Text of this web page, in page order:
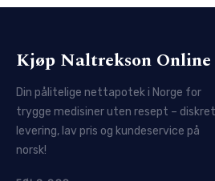
Kjøp Naltrekson
Din pålitelige nettapotek i Norge for
trygge medisiner uten resept – diskret
levering, lav pris og kundeservice på
norsk!